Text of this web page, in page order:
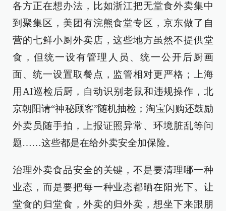
各方正在想办法，比如浙江把无堂食外卖集中
到聚集区，美团有浣熊食堂专区，京东做了自
营的七鲜小厨外卖店，这些地方虽然不提供堂
食，但统一设有管理人员、统一公开后厨画
面、统一设置取餐点，监管相对更严格；上海
用AI巡检后厨，自动识别老鼠和违规操作，北
京朝阳请“神秘顾客”随机抽检；淘宝闪购还鼓励
外卖员随手拍，上报证照异常、环境脏乱等问
题……这些都是在给外卖安全加保险。
治理外卖食品安全的关键，不是要清理哪一种
业态，而是要把每一种业态都晒在阳光下。让
堂食的归堂食，外卖的归外卖，想坐下来跟朋